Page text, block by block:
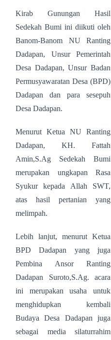
Kirab Gunungan Hasil
Sedekah Bumi ini diikuti oleh
Banom-Banom NU Ranting
Dadapan, Unsur Pemerintah
Desa Dadapan, Unsur Badan
Permusyawaratan Desa (BPD)
Dadapan dan para sesepuh
Desa Dadapan.
Menurut Ketua NU Ranting
Dadapan, KH. Fattah
Amin,S.Ag Sedekah Bumi
merupakan ungkapan Rasa
Syukur kepada Allah SWT,
atas hasil pertanian yang
melimpah.
Lebih lanjut, menurut Ketua
BPD Dadapan yang juga
Pembina Ansor Ranting
Dadapan Suroto,S.Ag. acara
ini merupakan usaha untuk
menghidupkan kembali
Budaya Desa Dadapan juga
sebagai media silaturrahim